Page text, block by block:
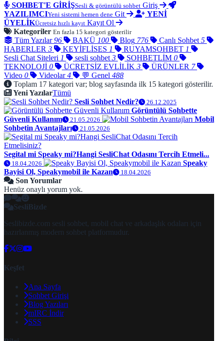
SOHBET'E GİRİŞSesli & görüntülü sohbet Giriş
YAZILIMCIYeni sistemi hemen dene Git
YENİ
ÜYELİKÜcretsiz hızlı kayıt Kayıt Ol
Kategoriler En fazla 15 kategori gösterilir
Tüm Yazılar 96 BAKÜ 100 Blog 776 Canlı Sohbet 5
HABERLER 3 KEYİFLİSES 1 RUYAMSOHBET 1
Sesli Chat Siteleri 1 sesli sohbet 3 SOHBETLİM 0
TEKNOLOJİ 0 ÜCRETSİZ EVLİLİK 3 ÜRÜNLER 7
Video 0 Videolar 4 💬 Genel 488
Toplam 17 kategori var; blog sayfasında ilk 15 kategori gösterilir.
Yeni YazılarTümü
Sesli Sohbet Nedir?
26.12.2025
Görüntülü Sohbette
Güvenli Kullanım
21.05.2026
Mobil
Sohbetin Avantajları
21.05.2026
Segital mi Speaky mi?Hangi SesliChat Odasını Tercih Etmeli...
18.04.2026
Speaky
Bayisi Ol, Speakymobil ile Kazan
18.04.2026
Son Yorumlar
Henüz onaylı yorum yok.
SesliBizde
Seslibizde.com sesli sohbet, mobil chat ve arkadaşlık odaları için
hazırlanmış modern sohbet platformudur.
Keşfet
Ana Sayfa
Sohbet Girişi
Blog Yazıları
mIRC İndir
SSS